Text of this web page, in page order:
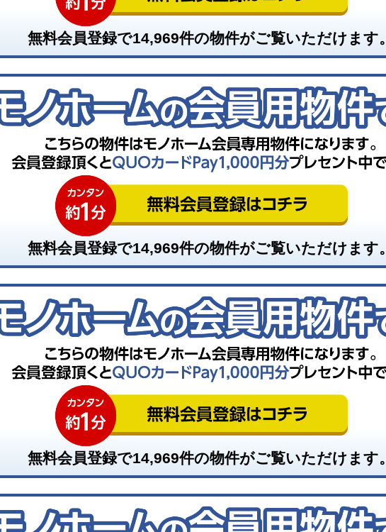
無料会員登録で14,969件の物件がご覧いただけます。
無料会員登録で14,969件の物件がご覧いただけます。
無料会員登録で14,969件の物件がご覧いただけます。